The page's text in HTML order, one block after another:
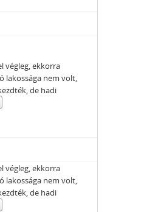
1951
végleg, ekkorra
lakossága nem volt,
de hadi
végleg, ekkorra
lakossága nem volt,
de hadi